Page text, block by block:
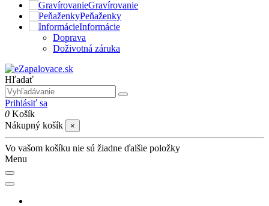
Gravírovanie
Peňaženky
Informácie
Doprava
Doživotná záruka
Hľadať
Prihlásiť sa
0 Košík
Nákupný košík
×
Vo vašom košíku nie sú žiadne ďalšie položky
Menu